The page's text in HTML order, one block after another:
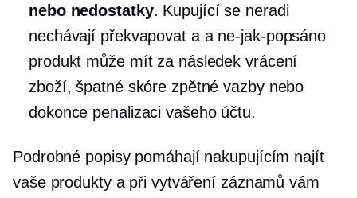
nebo nedostatky. Kupující se neradi
nechávají překvapovat a a ne-jak-popsáno
produkt může mít za následek vrácení
zboží, špatné skóre zpětné vazby nebo
dokonce penalizaci vašeho účtu.
Podrobné popisy pomáhají nakupujícím najít
vaše produkty a při vytváření záznamů vám